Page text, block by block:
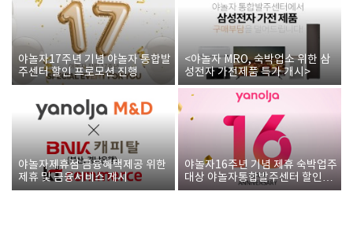
야놀자17주년 기념 야놀자 통합발
주센터 할인 프로모션 진행
<야놀자 MRO, 숙박업소 위한 삼
성전자 가전제품 특가 개시>
야놀자제휴점 금융혜택제공 위한
제휴 및 금융서비스 게시
야놀자16주년 기념 제휴 숙박업주
대상 야놀자통합발주센터 할인쿠
폰 증정